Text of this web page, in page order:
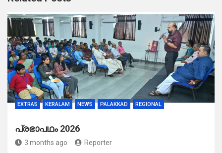
EXTRAS KERALAM NEWS PALAKKAD REGIONAL
പ്രഭാപഥം 2026
3 months ago Reporter